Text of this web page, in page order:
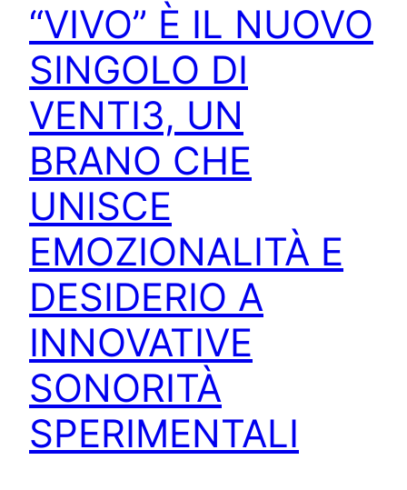
“VIVO” È IL NUOVO
SINGOLO DI
VENTI3, UN
BRANO CHE
UNISCE
EMOZIONALITÀ E
DESIDERIO A
INNOVATIVE
SONORITÀ
SPERIMENTALI